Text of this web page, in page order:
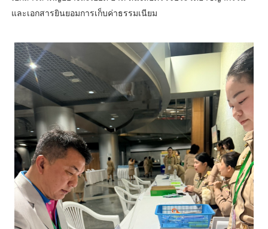
และเอกสารยินยอมการเก็บค่าธรรมเนียม